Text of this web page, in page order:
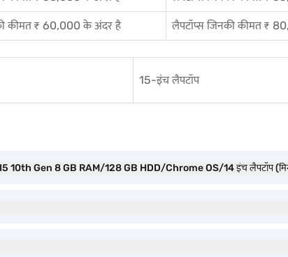
कीमत ₹ 60,000 के अंदर है
लैपटॉप्स जिनकी कीमत ₹
15-इंच लैपटॉप
10th Gen 8 GB RAM/128 GB HDD/Chrome OS/14 इंच लैपटॉप